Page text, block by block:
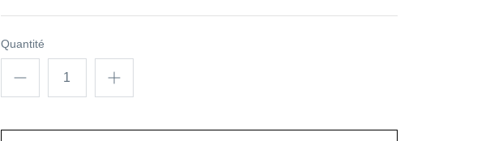
Quantité